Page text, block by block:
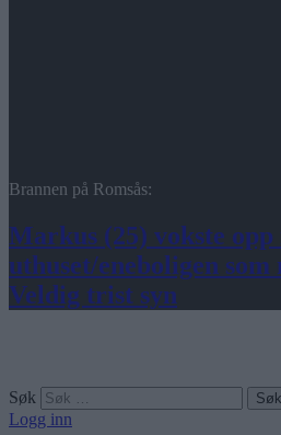
Brannen på Romsås:
Markus (25) vokste opp
uthuset/eneboligen
Veldig trist syn
Søk
Logg inn